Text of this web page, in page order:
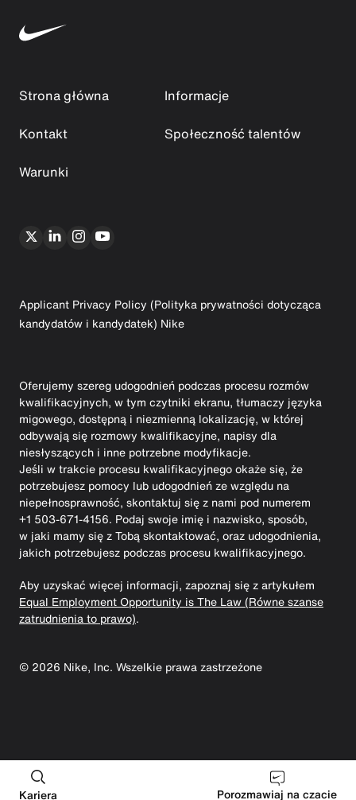
Strona główna
Informacje
Kontakt
Społeczność talentów
Warunki
Applicant Privacy Policy (Polityka prywatności dotycząca
kandydatów i kandydatek) Nike
Oferujemy szereg udogodnień podczas procesu rozmów
kwalifikacyjnych, w tym czytniki ekranu, tłumaczy języka
migowego, dostępną i niezmienną lokalizację, w której
odbywają się rozmowy kwalifikacyjne, napisy dla
niesłyszących i inne potrzebne modyfikacje.
Jeśli w trakcie procesu kwalifikacyjnego okaże się, że
potrzebujesz pomocy lub udogodnień ze względu na
niepełnosprawność, skontaktuj się z nami pod numerem
+1 503-671-4156. Podaj swoje imię i nazwisko, sposób,
w jaki mamy się z Tobą skontaktować, oraz udogodnienia,
jakich potrzebujesz podczas procesu kwalifikacyjnego.
Aby uzyskać więcej informacji, zapoznaj się z artykułem
Equal Employment Opportunity is The Law (Równe szanse
zatrudnienia to prawo).
© 2026 Nike, Inc. Wszelkie prawa zastrzeżone
Kariera Porozmawiaj na czacie